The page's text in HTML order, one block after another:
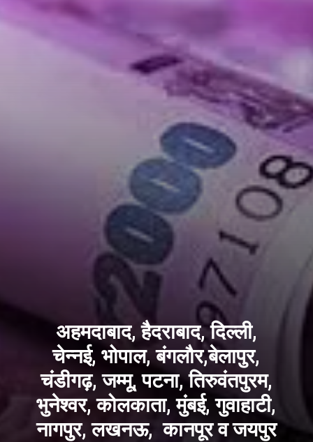
अहमदाबाद, हैदराबाद, दिल्ली,
चेन्नई, भोपाल, बंगलौर,बेलापुर,
चंडीगढ़, जम्मू, पटना, तिरुवंतपुरम,
भुनेश्वर, कोलकाता, मुंबई, गुवाहाटी,
नागपुर, लखनऊ, कानपूर व जयपुर